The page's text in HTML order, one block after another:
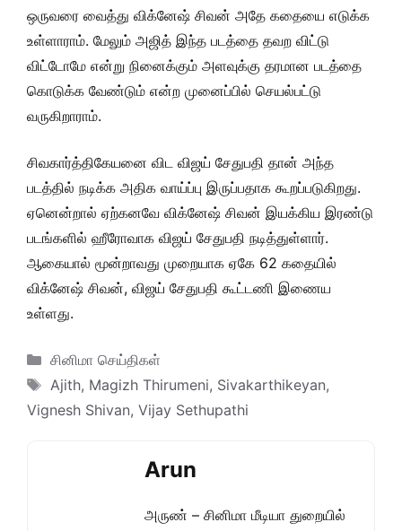
ஒருவரை வைத்து விக்னேஷ் சிவன் அதே கதையை எடுக்க
உள்ளாராம். மேலும் அஜித் இந்த படத்தை தவற விட்டு
விட்டோமே என்று நினைக்கும் அளவுக்கு தரமான படத்தை
கொடுக்க வேண்டும் என்ற முனைப்பில் செயல்பட்டு
வருகிறாராம்.
சிவகார்த்திகேயனை விட விஜய் சேதுபதி தான் அந்த
படத்தில் நடிக்க அதிக வாய்ப்பு இருப்பதாக கூறப்படுகிறது.
ஏனென்றால் ஏற்கனவே விக்னேஷ் சிவன் இயக்கிய இரண்டு
படங்களில் ஹீரோவாக விஜய் சேதுபதி நடித்துள்ளார்.
ஆகையால் மூன்றாவது முறையாக ஏகே 62 கதையில்
விக்னேஷ் சிவன், விஜய் சேதுபதி கூட்டணி இணைய
உள்ளது.
Categories
சினிமா செய்திகள்
Tags
Ajith, Magizh Thirumeni, Sivakarthikeyan,
Vignesh Shivan, Vijay Sethupathi
Arun
அருண் – சினிமா மீடியா துறையில்